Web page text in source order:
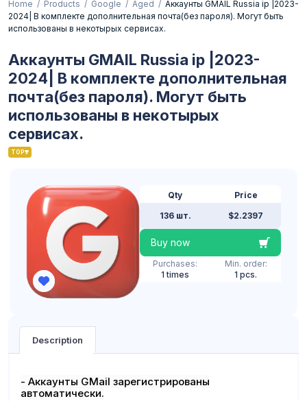
Home Products Google Aged
Аккаунты GMAIL Russia ip |2023-
2024| В комплекте дополнительная почта(без пароля). Могут быть
использованы в некотырых сервисах.
Аккаунты GMAIL Russia ip |2023-
2024| В комплекте дополнительная
почта(без пароля). Могут быть
использованы в некотырых
сервисах.
TOP
Qty
136 шт.
Price
$2.2397
Buy now
Purchases:
1 times
Min. order:
1 pcs.
Description
- Аккаунты GMail зарегистрированы
автоматически.